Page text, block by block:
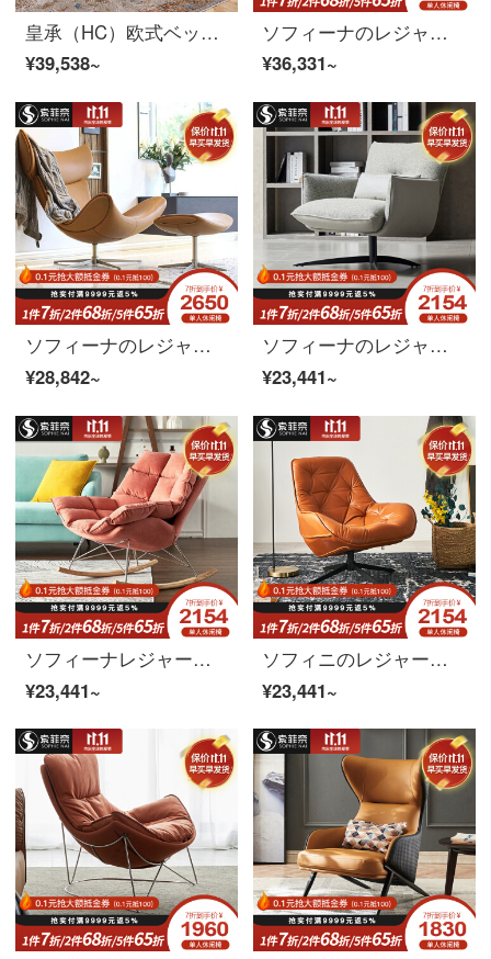
皇承（HC）欧式ベッドテールベンチ寝室家具ベッドサイドベンチ真皮ベンチベンチ931欧式真皮ベッドテールベンチ
¥39,538~
ソフィーナのレジャーチェアイタリア北欧の椅子のシングルソファーのリビングルームは現代で簡単でカジュアルな回転単椅子の革質のトラの椅子は軽贅沢な寝椅子のシングルチェアです。
¥36,331~
ソフィーナのレジャーチェア北欧のシングルソファーチェアカタツムリチェア現代簡単設計者回転レジャーチェアの怠惰な人のアイデアのリビングレジャーチェア
¥28,842~
ソフィーナのレジャーチェア北欧のリビングルームには、米国式の小さなソファチェアの意味があります。
¥23,441~
ソフィーナレジャーチェア北欧創意布芸揺り椅子成人昼寝怠け者寝椅子シングルソファー家庭用ベランダレジャーソファチェアシングルチェア
¥23,441~
ソフィニのレジャーチェアイタリアのシングル回転椅子北欧の軽い贅沢なベランダのレジャーチェアの怠け者の寝室は本を読みます。
¥23,441~